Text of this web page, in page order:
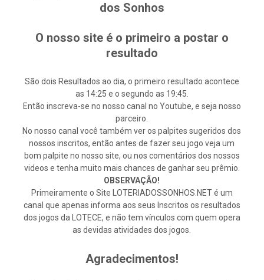
dos Sonhos
O nosso site é o primeiro a postar o
resultado
São dois Resultados ao dia, o primeiro resultado acontece
as 14:25 e o segundo as 19:45.
Então inscreva-se no nosso canal no Youtube, e seja nosso
parceiro.
No nosso canal você também ver os palpites sugeridos dos
nossos inscritos, então antes de fazer seu jogo veja um
bom palpite no nosso site, ou nos comentários dos nossos
videos e tenha muito mais chances de ganhar seu prêmio.
OBSERVAÇÃO!
Primeiramente o Site LOTERIADOSSONHOS.NET é um
canal que apenas informa aos seus Inscritos os resultados
dos jogos da LOTECE, e não tem vínculos com quem opera
as devidas atividades dos jogos.
Agradecimentos!